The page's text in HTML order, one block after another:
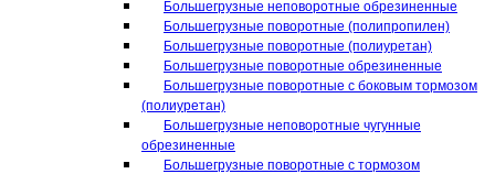
Большегрузные неповоротные обрезиненные
Большегрузные поворотные (полипропилен)
Большегрузные поворотные (полиуретан)
Большегрузные поворотные обрезиненные
Большегрузные поворотные с боковым тормозом
(полиуретан)
Большегрузные неповоротные чугунные
обрезиненные
Большегрузные поворотные с тормозом